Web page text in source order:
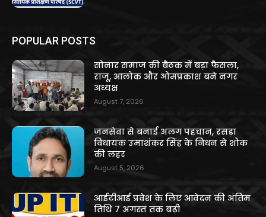
POPULAR POSTS
सोनार समाज की बैठक में बड़ा फैसला,
राजू, आलोक और ओमप्रकाश बने नगर
अध्यक्ष
August 7, 2026
जनसेवा से बनाई अलग पहचान, रसड़ा
विधायक उमाशंकर सिंह के निधन से शोक
की लहर
August 5, 2026
आईटीआई प्रवेश के लिए आवेदन की अंतिम
तिथि 7 अगस्त तक बढ़ी